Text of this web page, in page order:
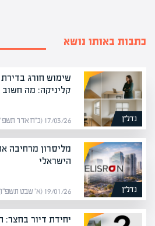
כתבות באותו נושא
נדל”ן
שימוש חורג
קליניקה: מה
17/03/26 (כ״ח אדר תשפ״ו) | מערכת אפיק
נדל”ן
מליסרון מרחיבה
הישראלי
19/01/26 (א׳ שבט תשפ״ו) | מערכת אפיק
יחידת דיור בחצר: